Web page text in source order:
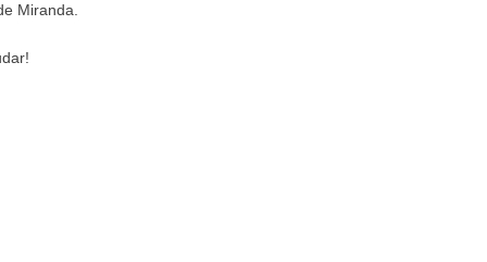
Miranda.